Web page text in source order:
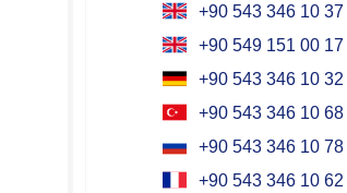
+90 543 346 10 37
+90 549 151 00 17
+90 543 346 10 32
+90 543 346 10 68
+90 543 346 10 78
+90 543 346 10 62